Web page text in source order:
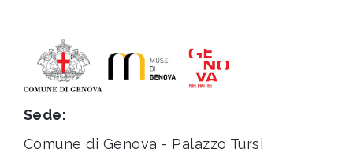
Sede:
Comune di Genova - Palazzo Tursi